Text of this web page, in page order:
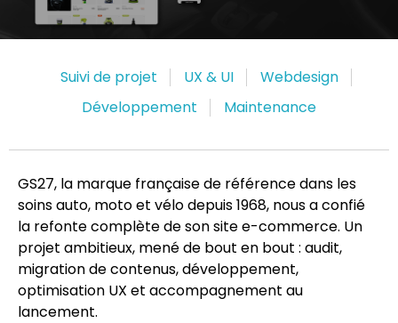
Suivi de projet UX & UI
Webdesign
Développement
Maintenance
GS27, la marque française de référence dans les
soins auto, moto et vélo depuis 1968, nous a confié
la refonte complète de son site e-commerce. Un
projet ambitieux, mené de bout en bout : audit,
migration de contenus, développement,
optimisation UX et accompagnement au
lancement.